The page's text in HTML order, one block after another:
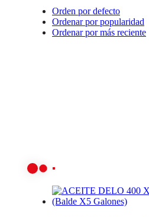
Orden por defecto
Ordenar por popularidad
Ordenar por más reciente